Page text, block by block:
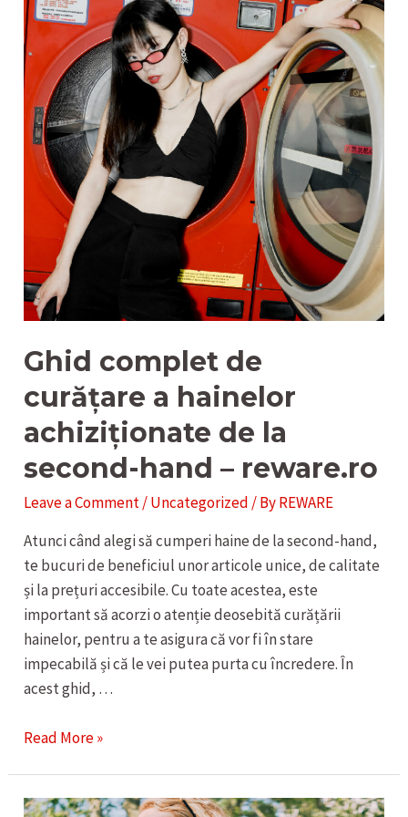
Ghid complet de
curățare a hainelor
achiziționate de la
second-hand – reware.ro
Leave a Comment/Uncategorized / ByREWARE
Atunci când alegi să cumperi haine de la second-hand,
te bucuri de beneficiul unor articole unice, de calitate
și la prețuri accesibile. Cu toate acestea, este
important să acorzi o atenție deosebită curățării
hainelor, pentru a te asigura că vor fi în stare
impecabilă și că le vei putea purta cu încredere. În
acest ghid, …
Ghid
curățare
Read More »